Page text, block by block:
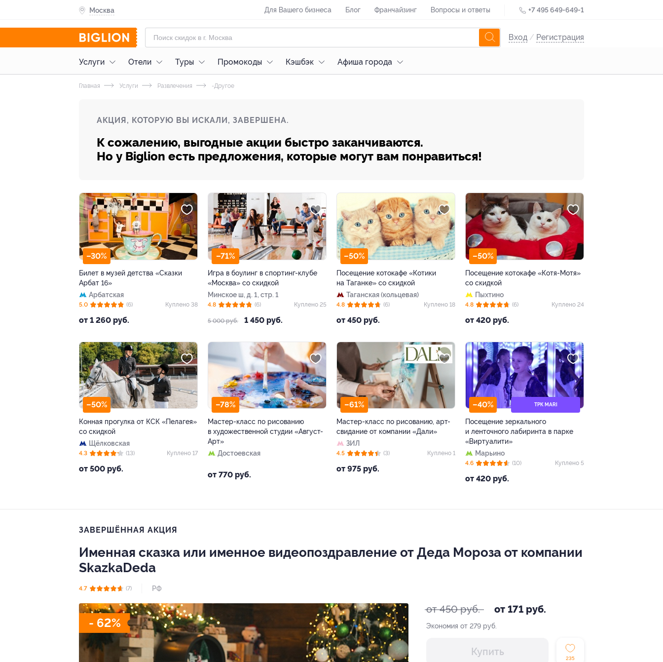
Москва Для Вашего бизнеса Блог Франчайзинг Вопросы и ответы +7 495 649-649-1
Вход / Регистрация
Услуги Отели Туры Промокоды Кэшбэк Афиша города
Главная Услуги Развлечения -Другое
АКЦИЯ, КОТОРУЮ ВЫ ИСКАЛИ, ЗАВЕРШЕНА.
К сожалению, выгодные акции быстро заканчиваются.
Но у Biglion есть предложения, которые могут вам понравиться!
–30%
Билет в музей детства «Сказки
Арбат 16»
Арбатская
от 1 260 руб.
5.0 (6) Куплено 38
–71%
Игра в боулинг в спортинг-клубе
«Москва» со скидкой
Минское ш, д. 1, стр. 1
5 000 руб. 1 450 руб.
4.8 (6) Куплено 25
–50%
Посещение котокафе «Котики
на Таганке» со скидкой
Таганская (кольцевая)
от 450 руб.
4.8 (6) Куплено 18
–50%
Посещение котокафе «Котя-Мотя»
со скидкой
Пыхтино
от 420 руб.
4.8 (6) Куплено 24
–50%
Конная прогулка от КСК «Пелагея»
со скидкой
Щёлковская
от 500 руб.
4.3 (13) Куплено 17
–78%
Мастер-класс по рисованию
в художественной студии «Август-
Арт»
Достоевская
от 770 руб.
–61%
Мастер-класс по рисованию, арт-
свидание от компании «Дали»
ЗИЛ
от 975 руб.
4.5 (3) Куплено 1
–40% ТРК MARI
Посещение зеркального
и ленточного лабиринта в парке
«Виртуалити»
Марьино
от 420 руб.
4.6 (10) Куплено 5
ЗАВЕРШЁННАЯ АКЦИЯ
Именная сказка или именное видеопоздравление от Деда Мороза от компании
SkazkaDeda
4.7 (7) РФ
- 62%
от 450 руб. от 171 руб.
Экономия от 279 руб.
Купить
235